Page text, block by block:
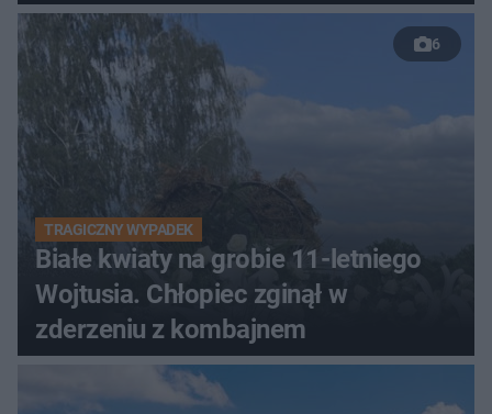
6
TRAGICZNY WYPADEK
Białe kwiaty na grobie 11-letniego
Wojtusia. Chłopiec zginął w
zderzeniu z kombajnem